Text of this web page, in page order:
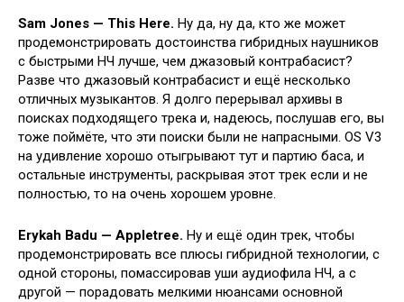
Sam Jones — This Here. Ну да, ну да, кто же может
продемонстрировать достоинства гибридных наушников
с быстрыми НЧ лучше, чем джазовый контрабасист?
Разве что джазовый контрабасист и ещё несколько
отличных музыкантов. Я долго перерывал архивы в
поисках подходящего трека и, надеюсь, послушав его, вы
тоже поймёте, что эти поиски были не напрасными. OS V3
на удивление хорошо отыгрывают тут и партию баса, и
остальные инструменты, раскрывая этот трек если и не
полностью, то на очень хорошем уровне.
Erykah Badu — Appletree. Ну и ещё один трек, чтобы
продемонстрировать все плюсы гибридной технологии, с
одной стороны, помассировав уши аудиофила НЧ, а с
другой — порадовать мелкими нюансами основной